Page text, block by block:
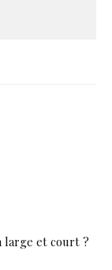
large et court ?